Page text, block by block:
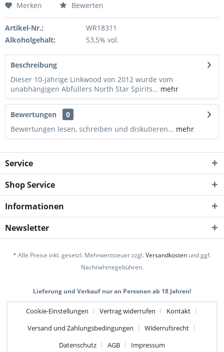
Merken Bewerten
Artikel-Nr.:
WR18311
Alkoholgehalt:
53,5% vol.
Beschreibung
Dieser 10-jährige Linkwood von 2012 wurde vom
unabhängigen Abfüllers North Star Spirits... mehr
Bewertungen
0
Bewertungen lesen, schreiben und diskutieren... mehr
Service
Shop Service
Informationen
Newsletter
* Alle Preise inkl. gesetzl. Mehrwertsteuer zzgl.Versandkosten und ggf.
Nachnahmegebühren.
Lieferung und Verkauf nur an Personen ab 18 Jahren!
Cookie-Einstellungen Vertrag widerrufen
Kontakt
Versand und Zahlungsbedingungen
Widerrufsrecht
Datenschutz
AGB Impressum